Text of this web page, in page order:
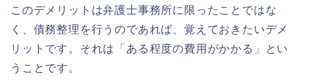
このデメリットは弁護士事務所に限ったことではな
く、債務整理を行うのであれば、覚えておきたいデメ
リットです。それは「ある程度の費用がかかる」とい
うことです。